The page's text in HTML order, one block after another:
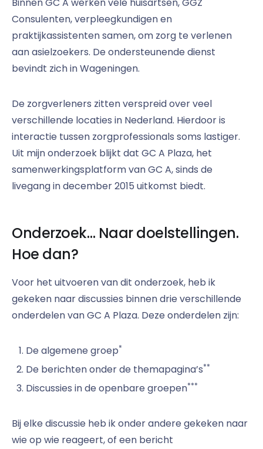
Binnen GC A werken vele huisartsen, GGZ
Consulenten, verpleegkundigen en
praktijkassistenten samen, om zorg te verlenen
aan asielzoekers. De ondersteunende dienst
bevindt zich in Wageningen.
De zorgverleners zitten verspreid over veel
verschillende locaties in Nederland. Hierdoor is
interactie tussen zorgprofessionals soms lastiger.
Uit mijn onderzoek blijkt dat GC A Plaza, het
samenwerkingsplatform van GC A, sinds de
livegang in december 2015 uitkomst biedt.
Onderzoek… Naar doelstellingen.
Hoe dan?
Voor het uitvoeren van dit onderzoek, heb ik
gekeken naar discussies binnen drie verschillende
onderdelen van GC A Plaza. Deze onderdelen zijn:
De algemene groep*
De berichten onder de themapagina’s**
Discussies in de openbare groepen***
Bij elke discussie heb ik onder andere gekeken naar
wie op wie reageert, of een bericht